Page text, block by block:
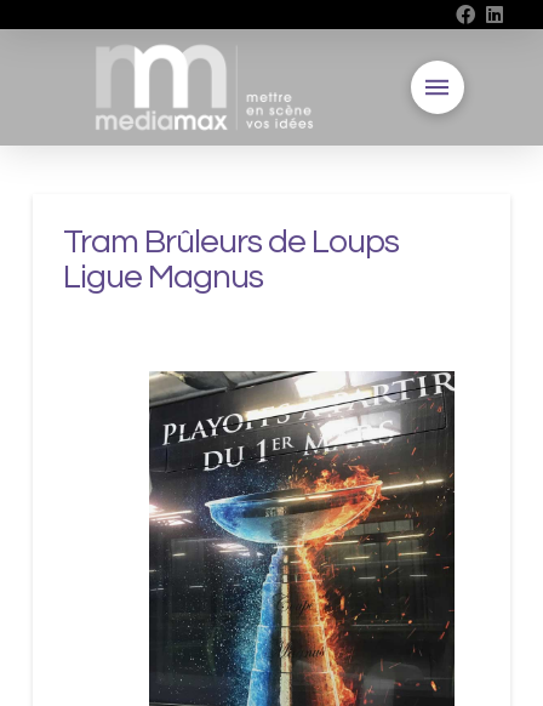
Tram Brûleurs de Loups
Ligue Magnus